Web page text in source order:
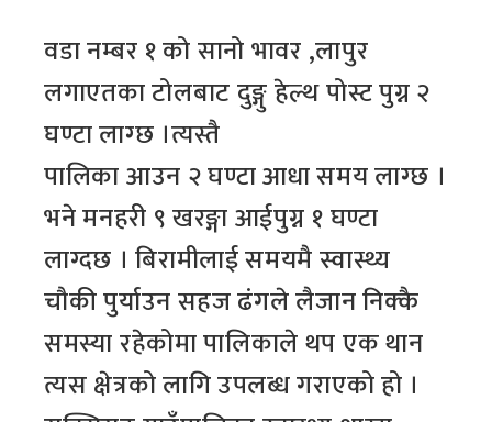
वडा नम्बर १ को सानो भावर ,लापुर
लगाएतका टोलबाट दुङ्गु हेल्थ पोस्ट पुग्न २
घण्टा लाग्छ ।त्यस्तै
पालिका आउन २ घण्टा आधा समय लाग्छ ।
भने मनहरी ९ खरङ्गा आईपुग्न १ घण्टा
लाग्दछ । बिरामीलाई समयमै स्वास्थ्य
चौकी पुर्याउन सहज ढंगले लैजान निक्कै
समस्या रहेकोमा पालिकाले थप एक थान
त्यस क्षेत्रको लागि उपलब्ध गराएको हो ।